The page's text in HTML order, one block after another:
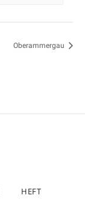
Oberammergau
HEFT